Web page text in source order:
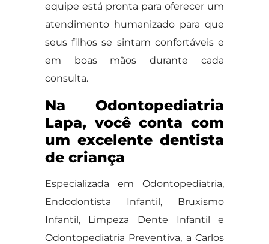
equipe está pronta para oferecer um
atendimento humanizado para que
seus filhos se sintam confortáveis e
em boas mãos durante cada
consulta.
Na Odontopediatria
Lapa, você conta com
um excelente dentista
de criança
Especializada em Odontopediatria,
Endodontista Infantil, Bruxismo
Infantil, Limpeza Dente Infantil e
Odontopediatria Preventiva, a Carlos